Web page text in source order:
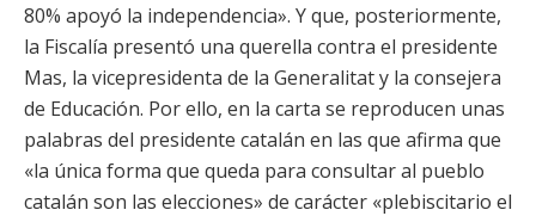
80% apoyó la independencia». Y que, posteriormente,
la Fiscalía presentó una querella contra el presidente
Mas, la vicepresidenta de la Generalitat y la consejera
de Educación. Por ello, en la carta se reproducen unas
palabras del presidente catalán en las que afirma que
«la única forma que queda para consultar al pueblo
catalán son las elecciones» de carácter «plebiscitario el